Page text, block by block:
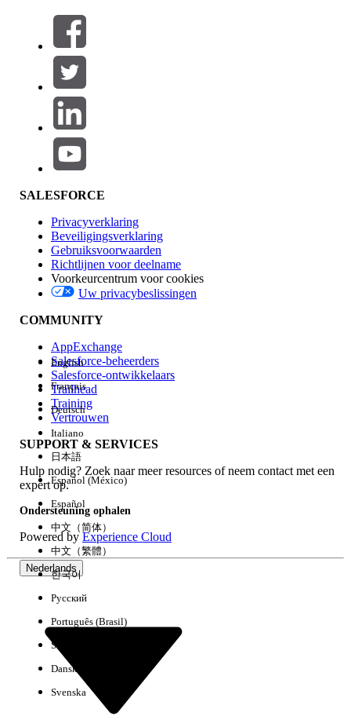
Filters (0)
FILTERS SELECTEREN
Productgebied
Invloed op functies
Edition
Ervaring
Alles wissen Gereed
Geen resultaten
SALESFORCE
Privacyverklaring
Beveiligingsverklaring
Gebruiksvoorwaarden
Richtlijnen voor deelname
Voorkeurcentrum voor cookies
Uw privacybeslissingen
COMMUNITY
AppExchange
Salesforce-beheerders
Salesforce-ontwikkelaars
Trailhead
Training
Vertrouwen
SUPPORT & SERVICES
Hulp nodig? Zoek naar meer resources of neem contact met een
expert op.
Ondersteuning ophalen
Powered byExperience Cloud
Nederlands
English
Français
Deutsch
Italiano
日本語
Español (México)
Español
中文（简体）
中文（繁體）
한국어
Русский
Português (Brasil)
Suomi
Dansk
Svenska